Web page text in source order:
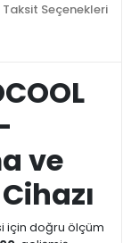
Taksit Seçenekleri
ve
için doğru ölçüm